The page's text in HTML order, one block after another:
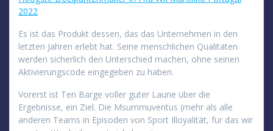
2022
Es ist das Produkt dessen, das das Unternehmen in den
letzten Jahren erlebt hat. Seine menschlichen Qualitäten
werden sicherlich den Unterschied machen, ohne seinen
Aktivierungscode eingegeben zu haben.
Vorerst ist Ten Barge voller guter Laune über die
Ergebnisse, ein Ziel. Die Msummuventus (mehr als alle
anderen Teams in Episoden von Sport Illoyalität, für das wir